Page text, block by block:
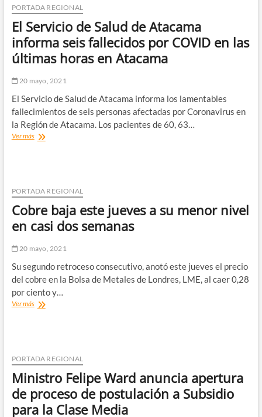
o
Clausura
SMA
Sancionatorio
a
Caldera
y
Serviport
Ltda.
PORTADA REGIONAL
El Servicio de Salud de Atacama
informa seis fallecidos por COVID en las
últimas horas en Atacama
20 mayo, 2021
El Servicio de Salud de Atacama informa los lamentables
fallecimientos de seis personas afectadas por Coronavirus en
la Región de Atacama. Los pacientes de 60, 63…
Ver másEl
Atacama
informa
seis
fallecidos
por
en
últimas
horas
en
Atacama
PORTADA REGIONAL
Cobre baja este jueves a su menor nivel
en casi dos semanas
20 mayo, 2021
Su segundo retroceso consecutivo, anotó este jueves el precio
del cobre en la Bolsa de Metales de Londres, LME, al caer 0,28
por ciento y…
Ver másCobre
su
menor
nivel
casi
dos
PORTADA REGIONAL
Ministro Felipe Ward anuncia apertura
de proceso de postulación a Subsidio
para la Clase Media